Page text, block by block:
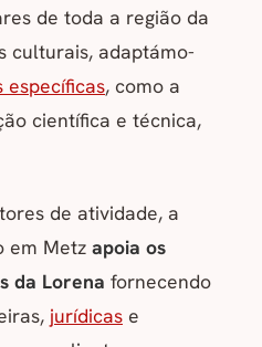
de toda a região da
culturais, adaptámo-
específicas, como a
científica e técnica,
de atividade, a
em Metz apoia os
da Lorena fornecendo
jurídicas e